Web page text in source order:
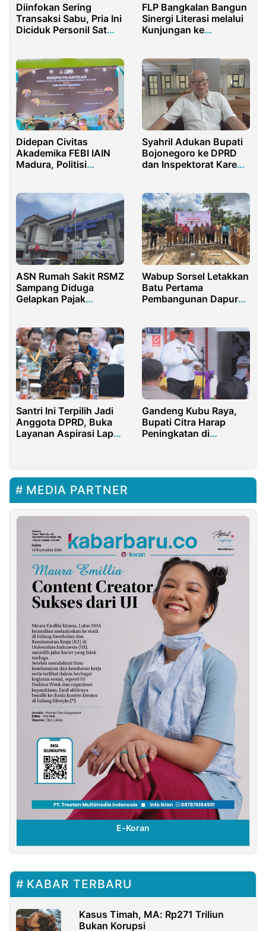
Diinfokan Sering
Transaksi Sabu, Pria Ini
Diciduk Personil Sat
FLP Bangkalan Bangun
Sinergi Literasi melalui
Kunjungan ke
Didepan Civitas
Akademika FEBI IAIN
Madura, Politisi
Syahril Adukan Bupati
Bojonegoro ke DPRD
dan Inspektorat Karena
ASN Rumah Sakit RSMZ
Sampang Diduga
Gelapkan Pajak
Wabup Sorsel Letakkan
Batu Pertama
Pembangunan Dapur
Santri Ini Terpilih Jadi
Anggota DPRD, Buka
Layanan Aspirasi Lapor
Gandeng Kubu Raya,
Bupati Citra Harap
Peningkatan di
MEDIA PARTNER
E-Koran
KABAR TERBARU
Kasus Timah, MA: Rp271 Triliun
Bukan Korupsi